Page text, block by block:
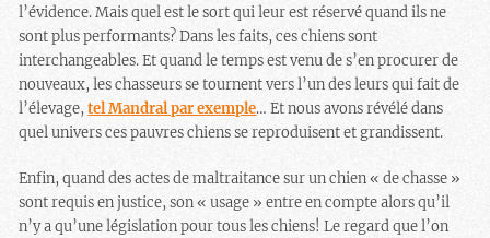
l’évidence. Mais quel est le sort qui leur est réservé quand ils ne
sont plus performants? Dans les faits, ces chiens sont
interchangeables. Et quand le temps est venu de s’en procurer de
nouveaux, les chasseurs se tournent vers l’un des leurs qui fait de
l’élevage,tel Mandral par exemple… Et nous avons révélé dans
quel univers ces pauvres chiens se reproduisent et grandissent.
Enfin, quand des actes de maltraitance sur un chien « de chasse »
sont requis en justice, son « usage » entre en compte alors qu’il
n’y a qu’une législation pour tous les chiens! Le regard que l’on